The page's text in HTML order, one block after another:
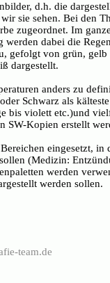
d.h. die
sie sehen. Bei den
zugeordnet. Im
werden dabei die
gefolgt von grün,
dargestellt.
anders zu
Schwarz als
bis violett etc.)und
SW-Kopien erstellt
eingesetzt, in
(Medizin:
werden
werden sollen.
team.de